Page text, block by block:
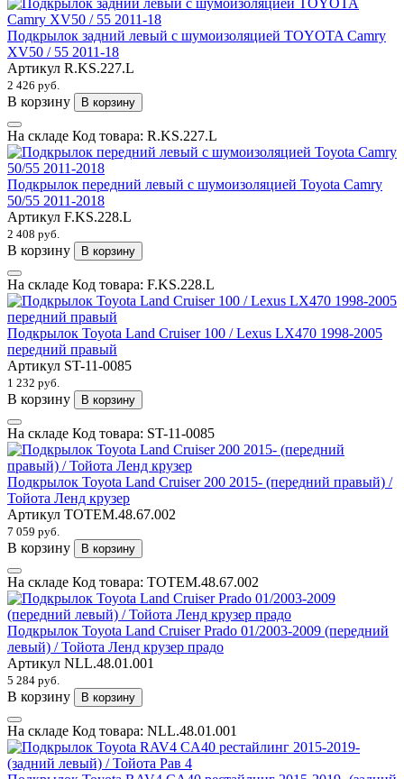
Подкрылок задний левый с шумоизоляцией TOYOTA Camry
XV50 / 55 2011-18
Артикул R.KS.227.L
2 426 руб.
В корзину В корзину
На складе Код товара: R.KS.227.L
Подкрылок передний левый с шумоизоляцией Toyota Camry
50/55 2011-2018
Артикул F.KS.228.L
2 408 руб.
В корзину В корзину
На складе Код товара: F.KS.228.L
Подкрылок Toyota Land Cruiser 100 / Lexus LX470 1998-2005
передний правый
Артикул ST-11-0085
1 232 руб.
В корзину В корзину
На складе Код товара: ST-11-0085
Подкрылок Toyota Land Cruiser 200 2015- (передний правый) /
Тойота Ленд крузер
Артикул TOTEM.48.67.002
7 059 руб.
В корзину В корзину
На складе Код товара: TOTEM.48.67.002
Подкрылок Toyota Land Cruiser Prado 01/2003-2009 (передний
левый) / Тойота Ленд крузер прадо
Артикул NLL.48.01.001
5 284 руб.
В корзину В корзину
На складе Код товара: NLL.48.01.001